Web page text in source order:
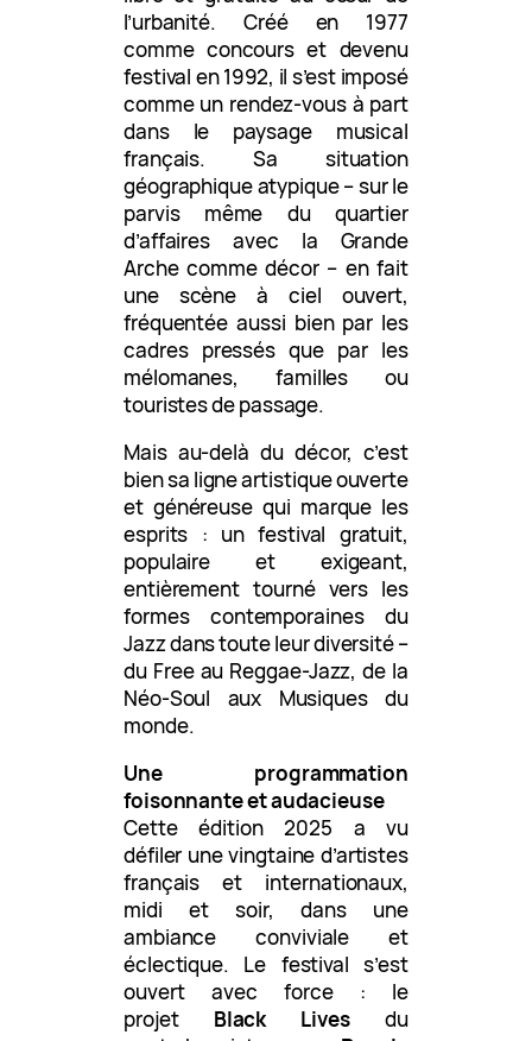
l’urbanité. Créé en 1977
comme concours et devenu
festival en 1992, il s’est imposé
comme un rendez-vous à part
dans le paysage musical
français. Sa situation
géographique atypique – sur le
parvis même du quartier
d’affaires avec la Grande
Arche comme décor – en fait
une scène à ciel ouvert,
fréquentée aussi bien par les
cadres pressés que par les
mélomanes, familles ou
touristes de passage.
Mais au-delà du décor, c’est
bien sa ligne artistique ouverte
et généreuse qui marque les
esprits : un festival gratuit,
populaire et exigeant,
entièrement tourné vers les
formes contemporaines du
Jazz dans toute leur diversité –
du Free au Reggae-Jazz, de la
Néo-Soul aux Musiques du
monde.
Une programmation
foisonnante et audacieuse
Cette édition 2025 a vu
défiler une vingtaine d’artistes
français et internationaux,
midi et soir, dans une
ambiance conviviale et
éclectique. Le festival s’est
ouvert avec force : le
projet Black Lives du